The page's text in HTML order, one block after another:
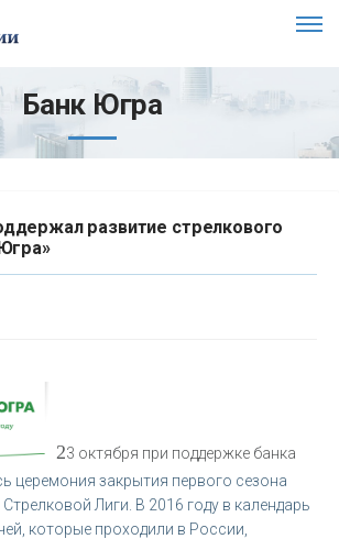
Банк Югра
развитие стрелкового
23 октября при поддержке банка
церемония закрытия первого сезона
Лиги. В 2016 году в календарь
которые проходили в России,